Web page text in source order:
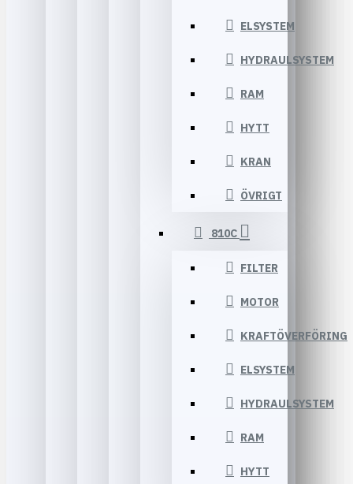
ELSYSTEM
HYDRAULSYSTEM
RAM
HYTT
KRAN
ÖVRIGT
810C
FILTER
MOTOR
KRAFTÖVERFÖRING
ELSYSTEM
HYDRAULSYSTEM
RAM
HYTT